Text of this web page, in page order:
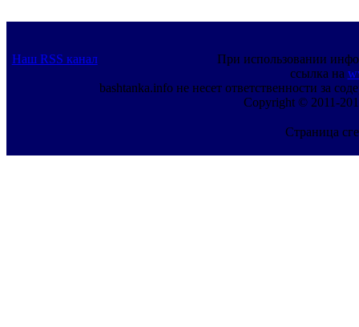
Наш RSS канал
При использовании
ссылка на
bashtanka.info не несет ответственности за
Copyright © 2011-
Страница